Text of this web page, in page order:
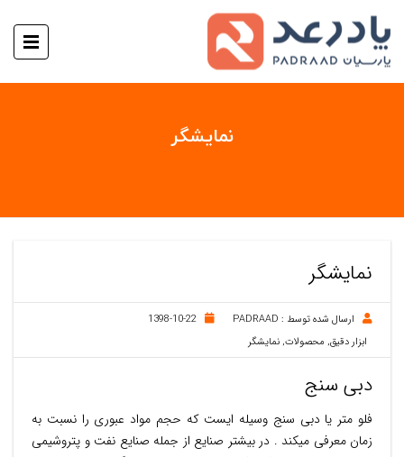
نمایشگر
نمایشگر
ارسال شده توسط : PADRAAD
1398-10-22
ابزار دقیق, محصولات,نمایشگر
دبی سنج
فلو متر یا دبی سنج وسیله ایست که حجم مواد عبوری را نسبت به
زمان معرفی میکند . در بیشتر صنایع از جمله صنایع نفت و پتروشیمی